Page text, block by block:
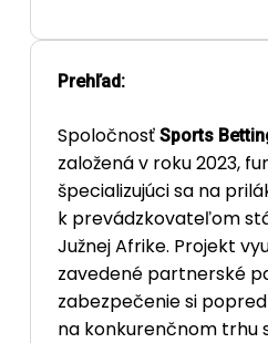
Prehľad:
Spoločnosť Sports
založená v roku 2023,
špecializujúci sa na
k prevádzkovateľom
Južnej Afrike. Projekt
zavedené partnerské
zabezpečenie si
na konkurenčnom trhu